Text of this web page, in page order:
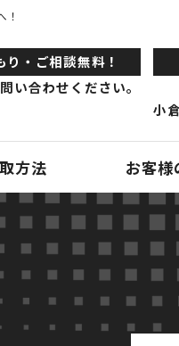
！
り・ご相談無料！
い合わせください。
小
方法 お客様